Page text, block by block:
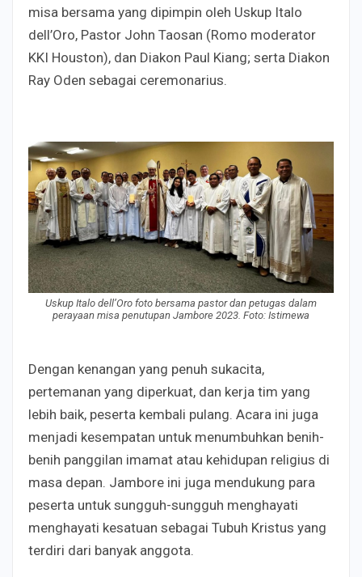
misa bersama yang dipimpin oleh Uskup Italo
dell’Oro, Pastor John Taosan (Romo moderator
KKI Houston), dan Diakon Paul Kiang; serta Diakon
Ray Oden sebagai ceremonarius.
Uskup Italo dell’Oro foto bersama pastor dan petugas dalam
perayaan misa penutupan Jambore 2023. Foto: Istimewa
Dengan kenangan yang penuh sukacita,
pertemanan yang diperkuat, dan kerja tim yang
lebih baik, peserta kembali pulang. Acara ini juga
menjadi kesempatan untuk menumbuhkan benih-
benih panggilan imamat atau kehidupan religius di
masa depan. Jambore ini juga mendukung para
peserta untuk sungguh-sungguh menghayati
menghayati kesatuan sebagai Tubuh Kristus yang
terdiri dari banyak anggota.